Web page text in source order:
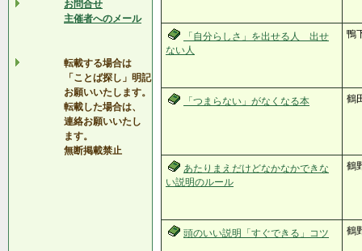
お問合せ
主催者へのメール
転載する場合は
「ことば探し」明記
お願いいたします。
転載した場合は、
連絡お願いいたし
ます。
無断掲載禁止
「自分らしさ」を出せる人 出せ
ない人
鴨
「つまらない」がなくなる本 鶴
あたりまえだけどなかなかできな
い説明のルール
鶴
頭のいい説明「すぐできる」コツ 鶴